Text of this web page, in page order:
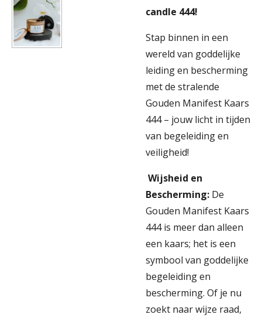
candle 444!
Stap binnen in een
wereld van goddelijke
leiding en bescherming
met de stralende
Gouden Manifest Kaars
444 – jouw licht in tijden
van begeleiding en
veiligheid!
Wijsheid en
Bescherming: De
Gouden Manifest Kaars
444 is meer dan alleen
een kaars; het is een
symbool van goddelijke
begeleiding en
bescherming. Of je nu
zoekt naar wijze raad,